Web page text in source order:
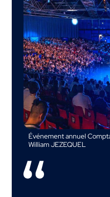
Événement annuel
William JEZEQUEL